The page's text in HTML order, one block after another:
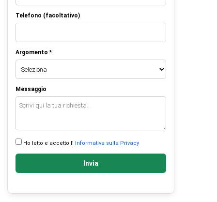
Telefono (facoltativo)
Argomento *
Messaggio
Ho letto e accetto l’ Informativa sulla Privacy
Invia